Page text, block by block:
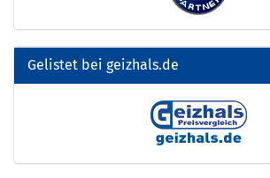
Gelistet bei geizhals.de